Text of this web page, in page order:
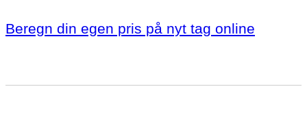
Beregn din egen pris på nyt tag online